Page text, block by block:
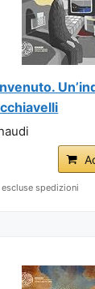
spedizioni